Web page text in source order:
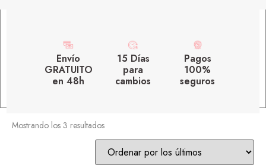
Envío
GRATUITO
en 48h
15 Días
para
cambios
Pagos
100%
seguros
Mostrando los 3 resultados